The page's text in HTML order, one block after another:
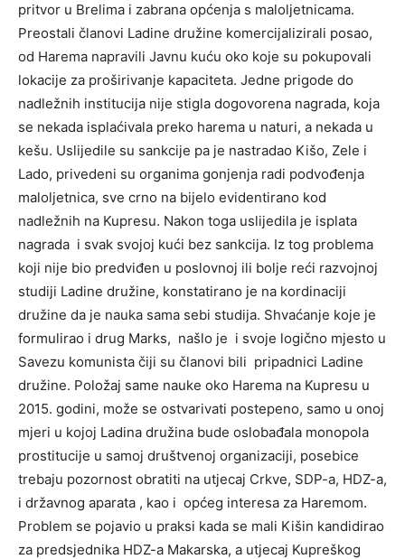
pritvor u Brelima i zabrana općenja s maloljetnicama.
Preostali članovi Ladine družine komercijalizirali posao,
od Harema napravili Javnu kuću oko koje su pokupovali
lokacije za proširivanje kapaciteta. Jedne prigode do
nadležnih institucija nije stigla dogovorena nagrada, koja
se nekada isplaćivala preko harema u naturi, a nekada u
kešu. Uslijedile su sankcije pa je nastradao Kišo, Zele i
Lado, privedeni su organima gonjenja radi podvođenja
maloljetnica, sve crno na bijelo evidentirano kod
nadležnih na Kupresu. Nakon toga uslijedila je isplata
nagrada i svak svojoj kući bez sankcija. Iz tog problema
koji nije bio predviđen u poslovnoj ili bolje reći razvojnoj
studiji Ladine družine, konstatirano je na kordinaciji
družine da je nauka sama sebi studija. Shvaćanje koje je
formulirao i drug Marks, našlo je i svoje logično mjesto u
Savezu komunista čiji su članovi bili pripadnici Ladine
družine. Položaj same nauke oko Harema na Kupresu u
2015. godini, može se ostvarivati postepeno, samo u onoj
mjeri u kojoj Ladina družina bude oslobađala monopola
prostitucije u samoj društvenoj organizaciji, posebice
trebaju pozornost obratiti na utjecaj Crkve, SDP-a, HDZ-a,
i državnog aparata , kao i općeg interesa za Haremom.
Problem se pojavio u praksi kada se mali Kišin kandidirao
za predsjednika HDZ-a Makarska, a utjecaj Kupreškog